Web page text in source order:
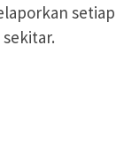
setiap